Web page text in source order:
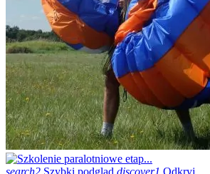
search2 Szybki podgląd discover1 Odkryj